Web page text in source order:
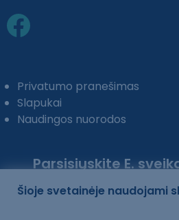
Privatumo pranešimas
Slapukai
Naudingos nuorodos
Parsisiųskite E.
Šioje svetainėje naudojami